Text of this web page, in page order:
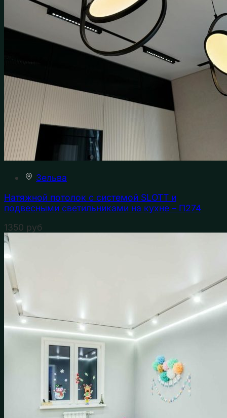
Зельва
Натяжной потолок с системой SLOTT и
подвесными светильниками на кухне – П274
1350 руб